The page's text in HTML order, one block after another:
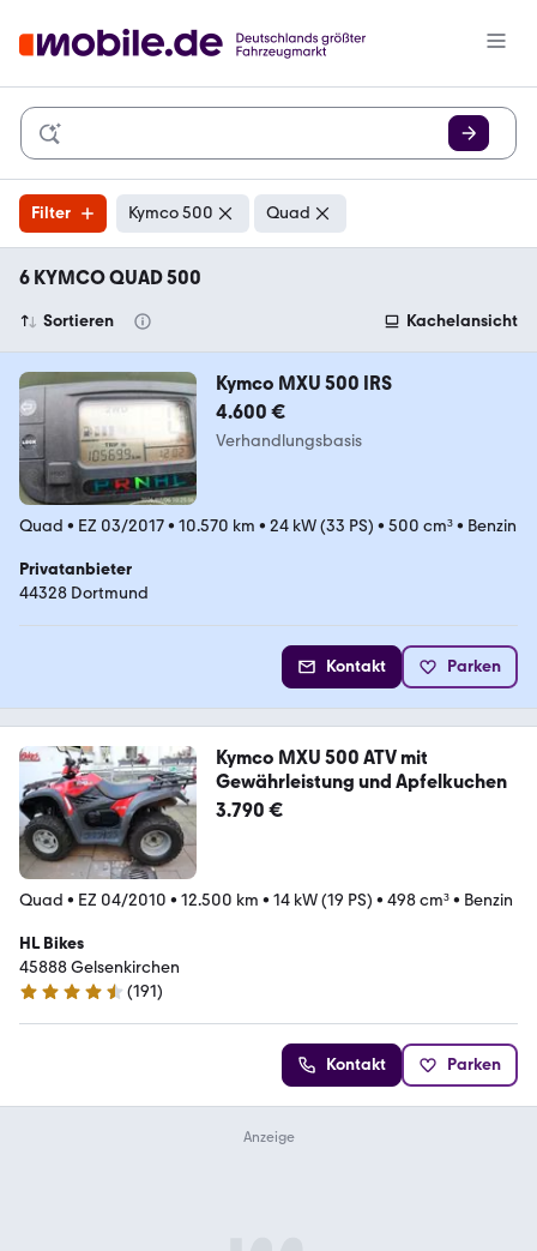
Filter Kymco 500 Quad
6 KYMCO QUAD 500
Sortieren Kachelansicht
Kymco MXU 500 IRS
4.600 €
Verhandlungsbasis
Quad • EZ 03/2017• 10.570 km • 24 kW (33 PS) • 500 cm³• Benzin
Privatanbieter
44328 Dortmund
Kontakt Parken
Kymco MXU 500 ATV mit
Gewährleistung und Apfelkuchen
3.790 €
Quad • EZ 04/2010 • 12.500 km • 14 kW (19 PS) • 498 cm³• Benzin
HL Bikes
45888 Gelsenkirchen
4.6 Sterne
(191)
Kontakt Parken